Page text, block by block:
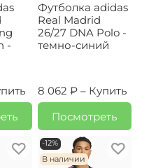
-
Футболка adidas
Real Madrid
26/27 DNA Polo -
темно-синий
8 062 ₽ – Купить
Посмотреть
-12%
В наличии